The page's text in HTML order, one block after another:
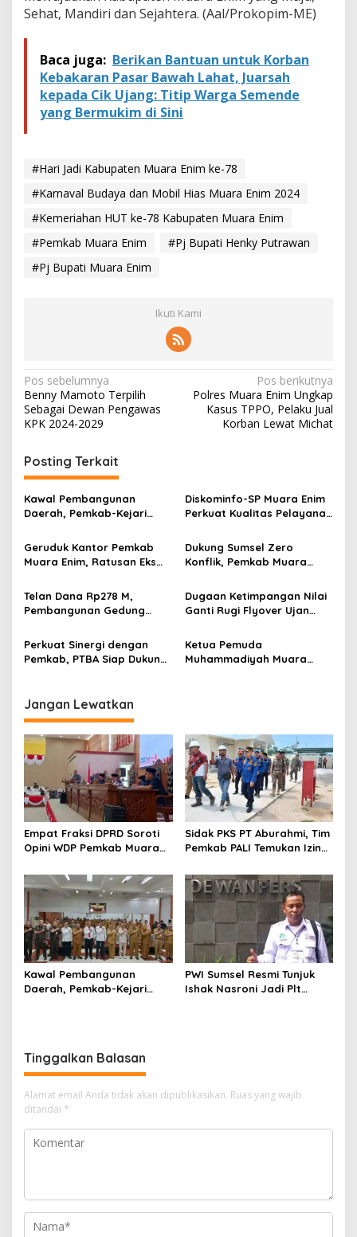
Sehat, Mandiri dan Sejahtera. (Aal/Prokopim-ME)
Baca juga: Berikan Bantuan untuk Korban
Kebakaran Pasar Bawah Lahat, Juarsah
kepada Cik Ujang: Titip Warga Semende
yang Bermukim di Sini
#Hari Jadi Kabupaten Muara Enim ke-78
#Karnaval Budaya dan Mobil Hias Muara Enim 2024
#Kemeriahan HUT ke-78 Kabupaten Muara Enim
#Pemkab Muara Enim
#Pj Bupati Henky Putrawan
#Pj Bupati Muara Enim
Ikuti Kami
N
a
v
i
g
a
s
i
p
o
s
Pos sebelumnya
Benny Mamoto Terpilih
Sebagai Dewan Pengawas
KPK 2024-2029
Pos berikutnya
Polres Muara Enim Ungkap
Kasus TPPO, Pelaku Jual
Korban Lewat Michat
Posting Terkait
Kawal Pembangunan
Daerah, Pemkab-Kejari
Pendampingan Hukum
Diskominfo-SP Muara Enim
Perkuat Kualitas Pelayanan
LAPOR dan PPID
Geruduk Kantor Pemkab
Muara Enim, Ratusan Eks
Perusahaan Lunasi Hak
Pekerja
Dukung Sumsel Zero
Konflik, Pemkab Muara
Cegah Intoleransi dan
Radikalisme
Telan Dana Rp278 M,
Pembangunan Gedung
Rabain Muara Enim Ditunda
Dugaan Ketimpangan Nilai
Ganti Rugi Flyover Ujan
Muara Enim Turun Verifikasi
Perkuat Sinergi dengan
Pemkab, PTBA Siap Dukung
Ketua Pemuda
Muhammadiyah Muara
Jangan Lewatkan
Empat Fraksi DPRD Soroti
Opini WDP Pemkab Muara
Kelola Keuangan
Sidak PKS PT Aburahmi, Tim
Pemkab PALI Temukan Izin
Kawal Pembangunan
Daerah, Pemkab-Kejari
PWI Sumsel Resmi Tunjuk
Ishak Nasroni Jadi Plt
Tinggalkan Balasan
Alamat email Anda tidak akan dipublikasikan. Ruas yang wajib
ditandai *